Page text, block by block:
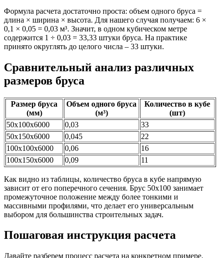
Формула расчета достаточно проста: объем одного бруса =
длина × ширина × высота. Для нашего случая получаем: 6 ×
0,1 × 0,05 = 0,03 м³. Значит, в одном кубическом метре
содержится 1 ÷ 0,03 = 33,33 штуки бруса. На практике
принято округлять до целого числа – 33 штуки.
Сравнительный анализ различных
размеров бруса
Размер бруса
(мм)
Объем одного бруса
(м³)
Количество в кубе
(шт)
50х100х6000
0,03
33
50х150х6000
0,045
22
100х100х6000
0,06
16
100х150х6000
0,09 11
Как видно из таблицы, количество бруса в кубе напрямую
зависит от его поперечного сечения. Брус 50х100 занимает
промежуточное положение между более тонкими и
массивными профилями, что делает его универсальным
выбором для большинства строительных задач.
Пошаговая инструкция расчета
Давайте разберем процесс расчета на конкретном примере.